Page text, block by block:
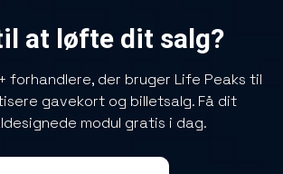
at løfte dit salg?
forhandlere, der bruger Life Peaks til
gavekort og billetsalg. Få dit
modul gratis i dag.